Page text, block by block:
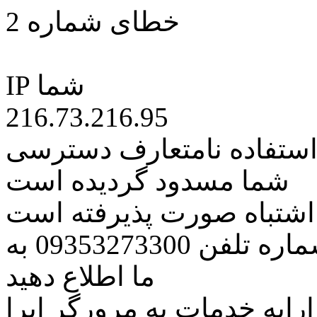
خطای شماره 2
IP شما
216.73.216.95
نامتعارف دسترسی
شما مسدود گردیده است
اشتباه صورت پذیرفته است
مراتب این مسئله را از طریق شماره تلفن 09353273300 به
ما اطلاع دهید
خدمات به مرورگر اپرا